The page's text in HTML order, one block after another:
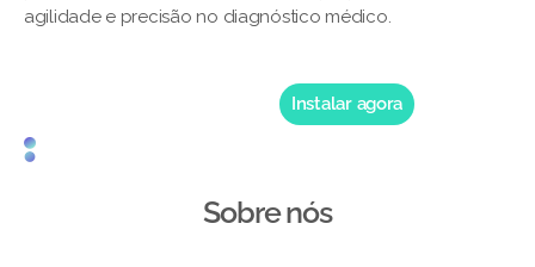
agilidade e precisão no diagnóstico médico.
Instalar agora
Sobre nós